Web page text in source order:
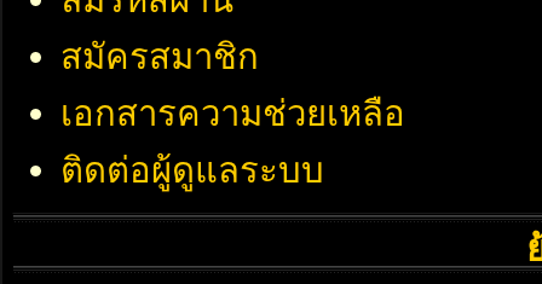
สมัครสมาชิก
เอกสารความช่วยเหลือ
ติดต่อผู้ดูแลระบบ